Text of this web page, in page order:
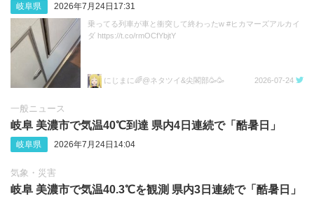
岐阜県 2026年7月24日17:31
乗ってる列車が車と衝突して終わったw #ヒカマーズアルカイ
ダ https://t.co/rmOCfYbjtY
にじまに🌈@ネタツイ&尖閣部🥳🥳 2026-07-24
一般ニュース
岐阜 美濃市で気温40℃到達 県内4日連続で「酷暑日」
岐阜県 2026年7月24日14:04
気象・災害
岐阜 美濃市で気温40.3℃を観測 県内3日連続で「酷暑日」